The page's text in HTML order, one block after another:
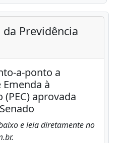
da Previdência
a-ponto a
à
aprovada
e leia diretamente no